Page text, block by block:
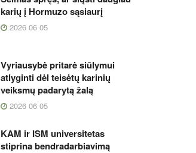
karių į Hormuzo sąsiaurį
2026 06 05
Vyriausybė pritarė siūlymui
atlyginti dėl teisėtų karinių
veiksmų padarytą žalą
2026 06 05
KAM ir ISM universitetas
stiprina bendradarbiavimą